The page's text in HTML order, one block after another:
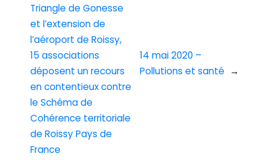
Triangle de Gonesse
et l’extension de
l’aéroport de Roissy,
15 associations
déposent un recours
en contentieux contre
le Schéma de
Cohérence territoriale
de Roissy Pays de
France
14 mai 2020 –
Pollutions et santé
→